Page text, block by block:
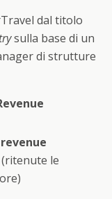
dal titolo
sulla base di un
di strutture
(ritenute le